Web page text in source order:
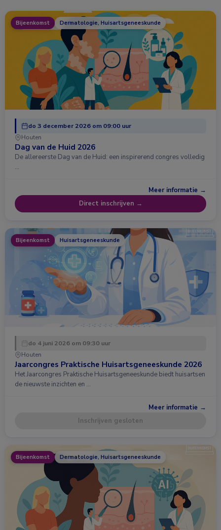
Bijeenkomst Dermatologie, Huisartsgeneeskunde
do 3 december 2026 om 09:00 uur
Houten
Dag van de Huid 2026
De allereerste Dag van de Huid: een inspirerend congres volledig
…
Meer informatie →
Direct inschrijven →
Bijeenkomst Huisartsgeneeskunde
do 4 juni 2026 om 09:30 uur
Houten
Jaarcongres Praktische Huisartsgeneeskunde 2026
Het Jaarcongres Praktische Huisartsgeneeskunde biedt huisartsen
de nieuwste inzichten en …
Meer informatie →
Inschrijven gesloten
Bijeenkomst Dermatologie, Huisartsgeneeskunde